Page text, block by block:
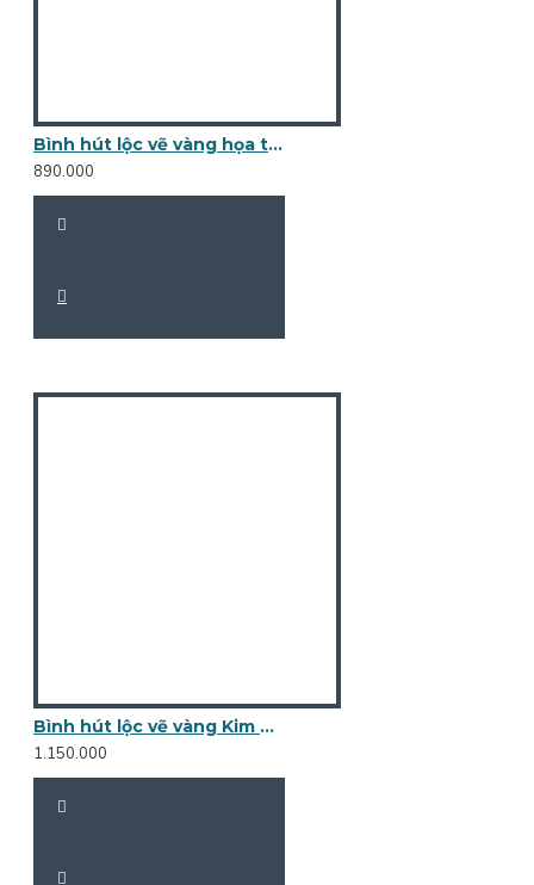
Bình hút lộc vẽ vàng họa tiết cá chép sen phú quý BL15
890.000
Bình hút lộc vẽ vàng Kim kê đại cát BL13
1.150.000